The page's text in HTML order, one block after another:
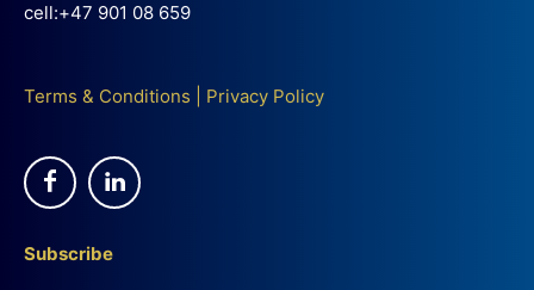
cell:+47 901 08 659
Terms & Conditions Privacy Policy
Subscribe